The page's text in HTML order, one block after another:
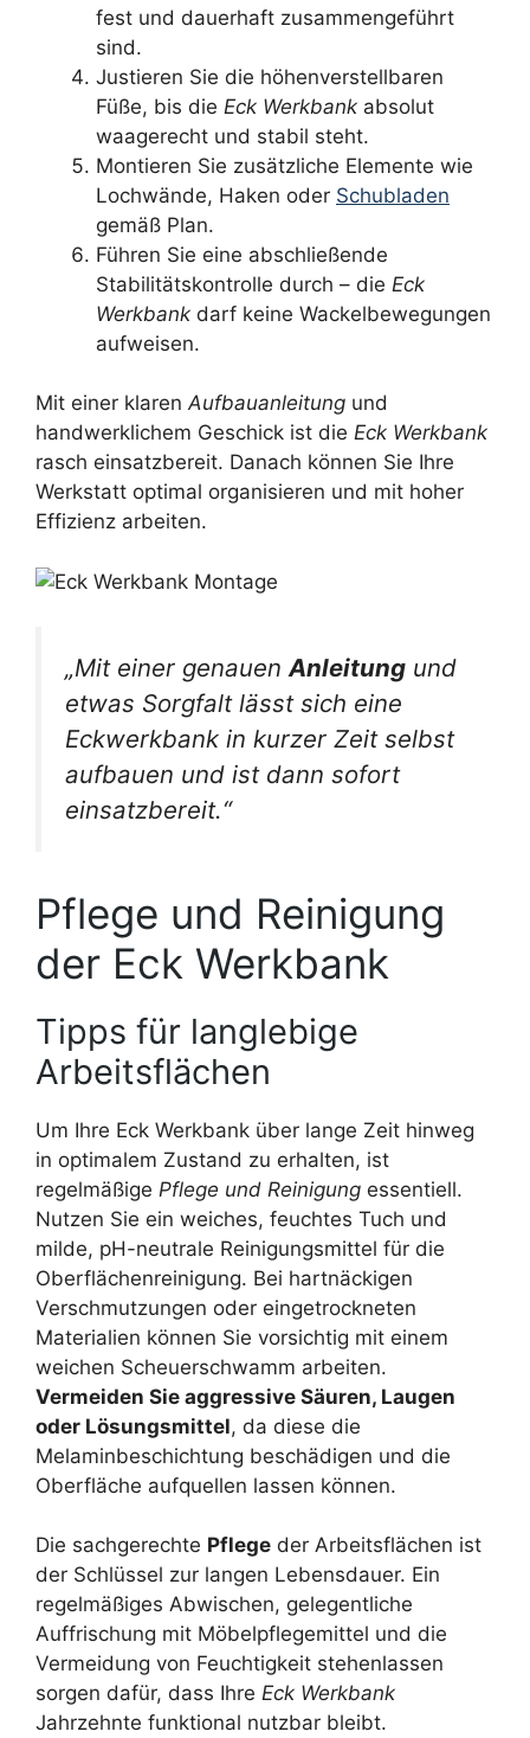
fest und dauerhaft zusammengeführt
sind.
Justieren Sie die höhenverstellbaren
Füße, bis die Eck Werkbank absolut
waagerecht und stabil steht.
Montieren Sie zusätzliche Elemente wie
Lochwände, Haken oder Schubladen
gemäß Plan.
Führen Sie eine abschließende
Stabilitätskontrolle durch – die Eck
Werkbank darf keine Wackelbewegungen
aufweisen.
Mit einer klarenAufbauanleitung und
handwerklichem Geschick ist die Eck Werkbank
rasch einsatzbereit. Danach können Sie Ihre
Werkstatt optimal organisieren und mit hoher
Effizienz arbeiten.
„Mit einer genauenAnleitung und
etwas Sorgfalt lässt sich eine
Eckwerkbank in kurzer Zeit selbst
aufbauen und ist dann sofort
einsatzbereit.“
Pflege und Reinigung
der Eck Werkbank
Tipps für langlebige
Arbeitsflächen
Um Ihre Eck Werkbank über lange Zeit hinweg
in optimalem Zustand zu erhalten, ist
regelmäßige Pflege und Reinigung essentiell.
Nutzen Sie ein weiches, feuchtes Tuch und
milde, pH-neutrale Reinigungsmittel für die
Oberflächenreinigung. Bei hartnäckigen
Verschmutzungen oder eingetrockneten
Materialien können Sie vorsichtig mit einem
weichen Scheuerschwamm arbeiten.
Vermeiden Sie aggressive Säuren, Laugen
oder Lösungsmittel, da diese die
Melaminbeschichtung beschädigen und die
Oberfläche aufquellen lassen können.
Die sachgerechte Pflege der Arbeitsflächen ist
der Schlüssel zur langen Lebensdauer. Ein
regelmäßiges Abwischen, gelegentliche
Auffrischung mit Möbelpflegemittel und die
Vermeidung von Feuchtigkeit stehenlassen
sorgen dafür, dass Ihre Eck Werkbank
Jahrzehnte funktional nutzbar bleibt.